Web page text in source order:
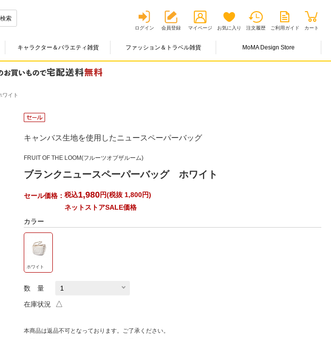
索
ログイン 会員登録 マイページ お気に入り 注文履歴 ご利用ガイド カート
キャラクター＆バラエティ雑貨 ファッション＆トラベル雑貨 MoMA Design Store
イト
キャンバス生地を使用したニュースペーパーバッグ
FRUIT OF THE LOOM(フルーツオブザルーム)
ブランクニュースペーパーバッグ ホワイト
セール価格： 税込1,980円(税抜 1,800円)
ネットストアSALE価格
カラー
ホワイト
数 量
在庫状況 △
本商品は返品不可となっております。ご了承ください。